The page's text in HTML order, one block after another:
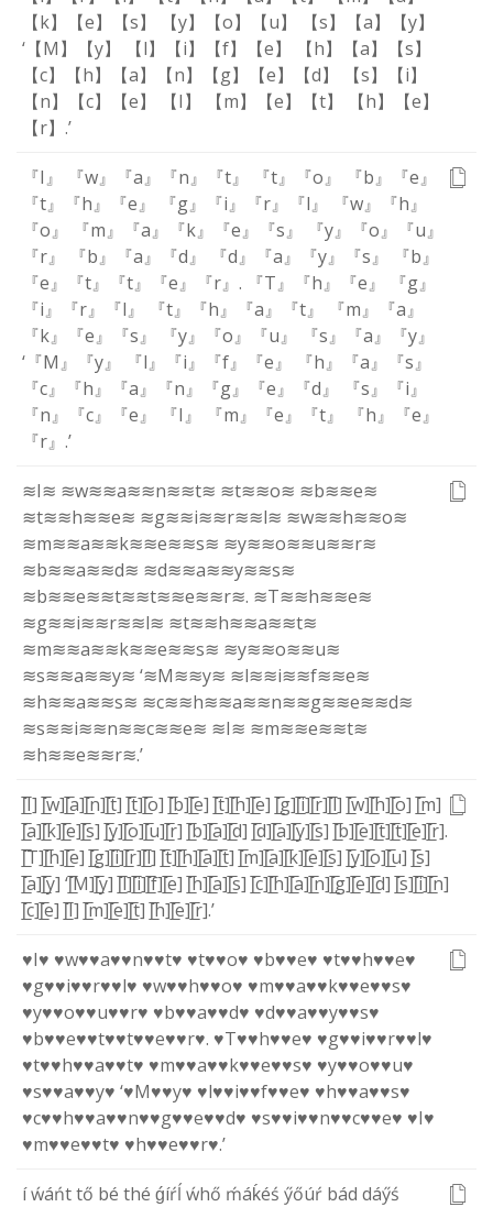
【k】
【e】 【s】 【y】 【o】 【u】 【s】 【a】
【y】
‘ 【M】 【y】 【l】 【i】 【f】 【e】 【h】 【a】
【s】
【c】
【h】 【a】 【n】 【g】 【e】 【d】 【s】
【i】
【n】
【c】 【e】 【I】 【m】 【e】 【t】 【h】
【e】
【r】 .’
『I』 『w』 『a』 『n』 『t』 『t』 『o』 『b』
『e』
『t』
『h』 『e』 『g』 『i』 『r』 『l』 『w』
『h』
『o』
『m』 『a』 『k』 『e』 『s』 『y』 『o』
『u』
『r』
『b』 『a』 『d』 『d』 『a』 『y』 『s』
『b』
『e』
『t』 『t』 『e』 『r』 . 『T』 『h』 『e』
『g』
『i』
『r』 『l』 『t』 『h』 『a』 『t』 『m』
『a』
『k』
『e』 『s』 『y』 『o』 『u』 『s』 『a』
『y』
‘ 『M』 『y』 『l』 『i』 『f』 『e』 『h』 『a』
『s』
『c』
『h』 『a』 『n』 『g』 『e』 『d』 『s』
『i』
『n』
『c』 『e』 『I』 『m』 『e』 『t』 『h』
『e』
『r』 .’
≋I≋ ≋w≋≋a≋≋n≋≋t≋ ≋t≋≋o≋ ≋b≋≋e≋
≋t≋≋h≋≋e≋ ≋g≋≋i≋≋r≋≋l≋ ≋w≋≋h≋≋o≋
≋m≋≋a≋≋k≋≋e≋≋s≋ ≋y≋≋o≋≋u≋≋r≋
≋b≋≋a≋≋d≋ ≋d≋≋a≋≋y≋≋s≋
≋b≋≋e≋≋t≋≋t≋≋e≋≋r≋. ≋T≋≋h≋≋e≋
≋g≋≋i≋≋r≋≋l≋ ≋t≋≋h≋≋a≋≋t≋
≋m≋≋a≋≋k≋≋e≋≋s≋ ≋y≋≋o≋≋u≋
≋s≋≋a≋≋y≋ ‘≋M≋≋y≋ ≋l≋≋i≋≋f≋≋e≋
≋h≋≋a≋≋s≋ ≋c≋≋h≋≋a≋≋n≋≋g≋≋e≋≋d≋
≋s≋≋i≋≋n≋≋c≋≋e≋ ≋I≋ ≋m≋≋e≋≋t≋
≋h≋≋e≋≋r≋.’
[̲̅I] [̲̅w][̲̅a][̲̅n][̲̅t] [̲̅t][̲̅o] [̲̅b][̲̅e] [̲̅t][̲̅h][̲̅e] [̲̅g][̲̅i][̲̅r][̲̅l] [̲̅w][̲̅h][̲̅o] [̲̅m]
[̲̅a][̲̅k][̲̅e][̲̅s] [̲̅y][̲̅o][̲̅u][̲̅r] [̲̅b][̲̅a][̲̅d] [̲̅d][̲̅a][̲̅y][̲̅s] [̲̅b][̲̅e][̲̅t][̲̅t][̲̅e][̲̅r].
[̲̅T][̲̅h][̲̅e] [̲̅g][̲̅i][̲̅r][̲̅l] [̲̅t][̲̅h][̲̅a][̲̅t] [̲̅m][̲̅a][̲̅k][̲̅e][̲̅s] [̲̅y][̲̅o][̲̅u] [̲̅s]
[̲̅a][̲̅y] ‘[̲̅M][̲̅y] [̲̅l][̲̅i][̲̅f][̲̅e] [̲̅h][̲̅a][̲̅s] [̲̅c][̲̅h][̲̅a][̲̅n][̲̅g][̲̅e][̲̅d] [̲̅s][̲̅i][̲̅n]
[̲̅c][̲̅e] [̲̅I] [̲̅m][̲̅e][̲̅t] [̲̅h][̲̅e][̲̅r].’
♥I♥ ♥w♥♥a♥♥n♥♥t♥ ♥t♥♥o♥ ♥b♥♥e♥ ♥t♥♥h♥♥e♥
♥g♥♥i♥♥r♥♥l♥ ♥w♥♥h♥♥o♥ ♥m♥♥a♥♥k♥♥e♥♥s♥
♥y♥♥o♥♥u♥♥r♥ ♥b♥♥a♥♥d♥ ♥d♥♥a♥♥y♥♥s♥
♥b♥♥e♥♥t♥♥t♥♥e♥♥r♥. ♥T♥♥h♥♥e♥ ♥g♥♥i♥♥r♥♥l♥
♥t♥♥h♥♥a♥♥t♥ ♥m♥♥a♥♥k♥♥e♥♥s♥ ♥y♥♥o♥♥u♥
♥s♥♥a♥♥y♥ ‘♥M♥♥y♥ ♥l♥♥i♥♥f♥♥e♥ ♥h♥♥a♥♥s♥
♥c♥♥h♥♥a♥♥n♥♥g♥♥e♥♥d♥ ♥s♥♥i♥♥n♥♥c♥♥e♥ ♥I♥
♥m♥♥e♥♥t♥ ♥h♥♥e♥♥r♥.’
íẃáńttő bé thé ǵíŕĺ ẃhő ḿáḱéś ӳőúŕ bád dáӳś